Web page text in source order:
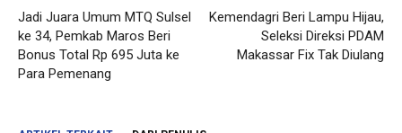
Jadi Juara Umum MTQ Sulsel
ke 34, Pemkab Maros Beri
Bonus Total Rp 695 Juta ke
Para Pemenang
Kemendagri Beri Lampu Hijau,
Seleksi Direksi PDAM
Makassar Fix Tak Diulang